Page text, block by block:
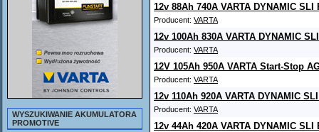
WYSZUKIWANIE AKUMULATORA
PROMOTIVE
12v 88Ah 740A VARTA DYNAMIC SLI
Producent: VARTA
12v 100Ah 830A VARTA DYNAMIC
Producent: VARTA
12V 105Ah 950A VARTA Start-Stop
Producent: VARTA
12v 110Ah 920A VARTA DYNAMIC
Producent: VARTA
12v 44Ah 420A VARTA DYNAMIC SLI